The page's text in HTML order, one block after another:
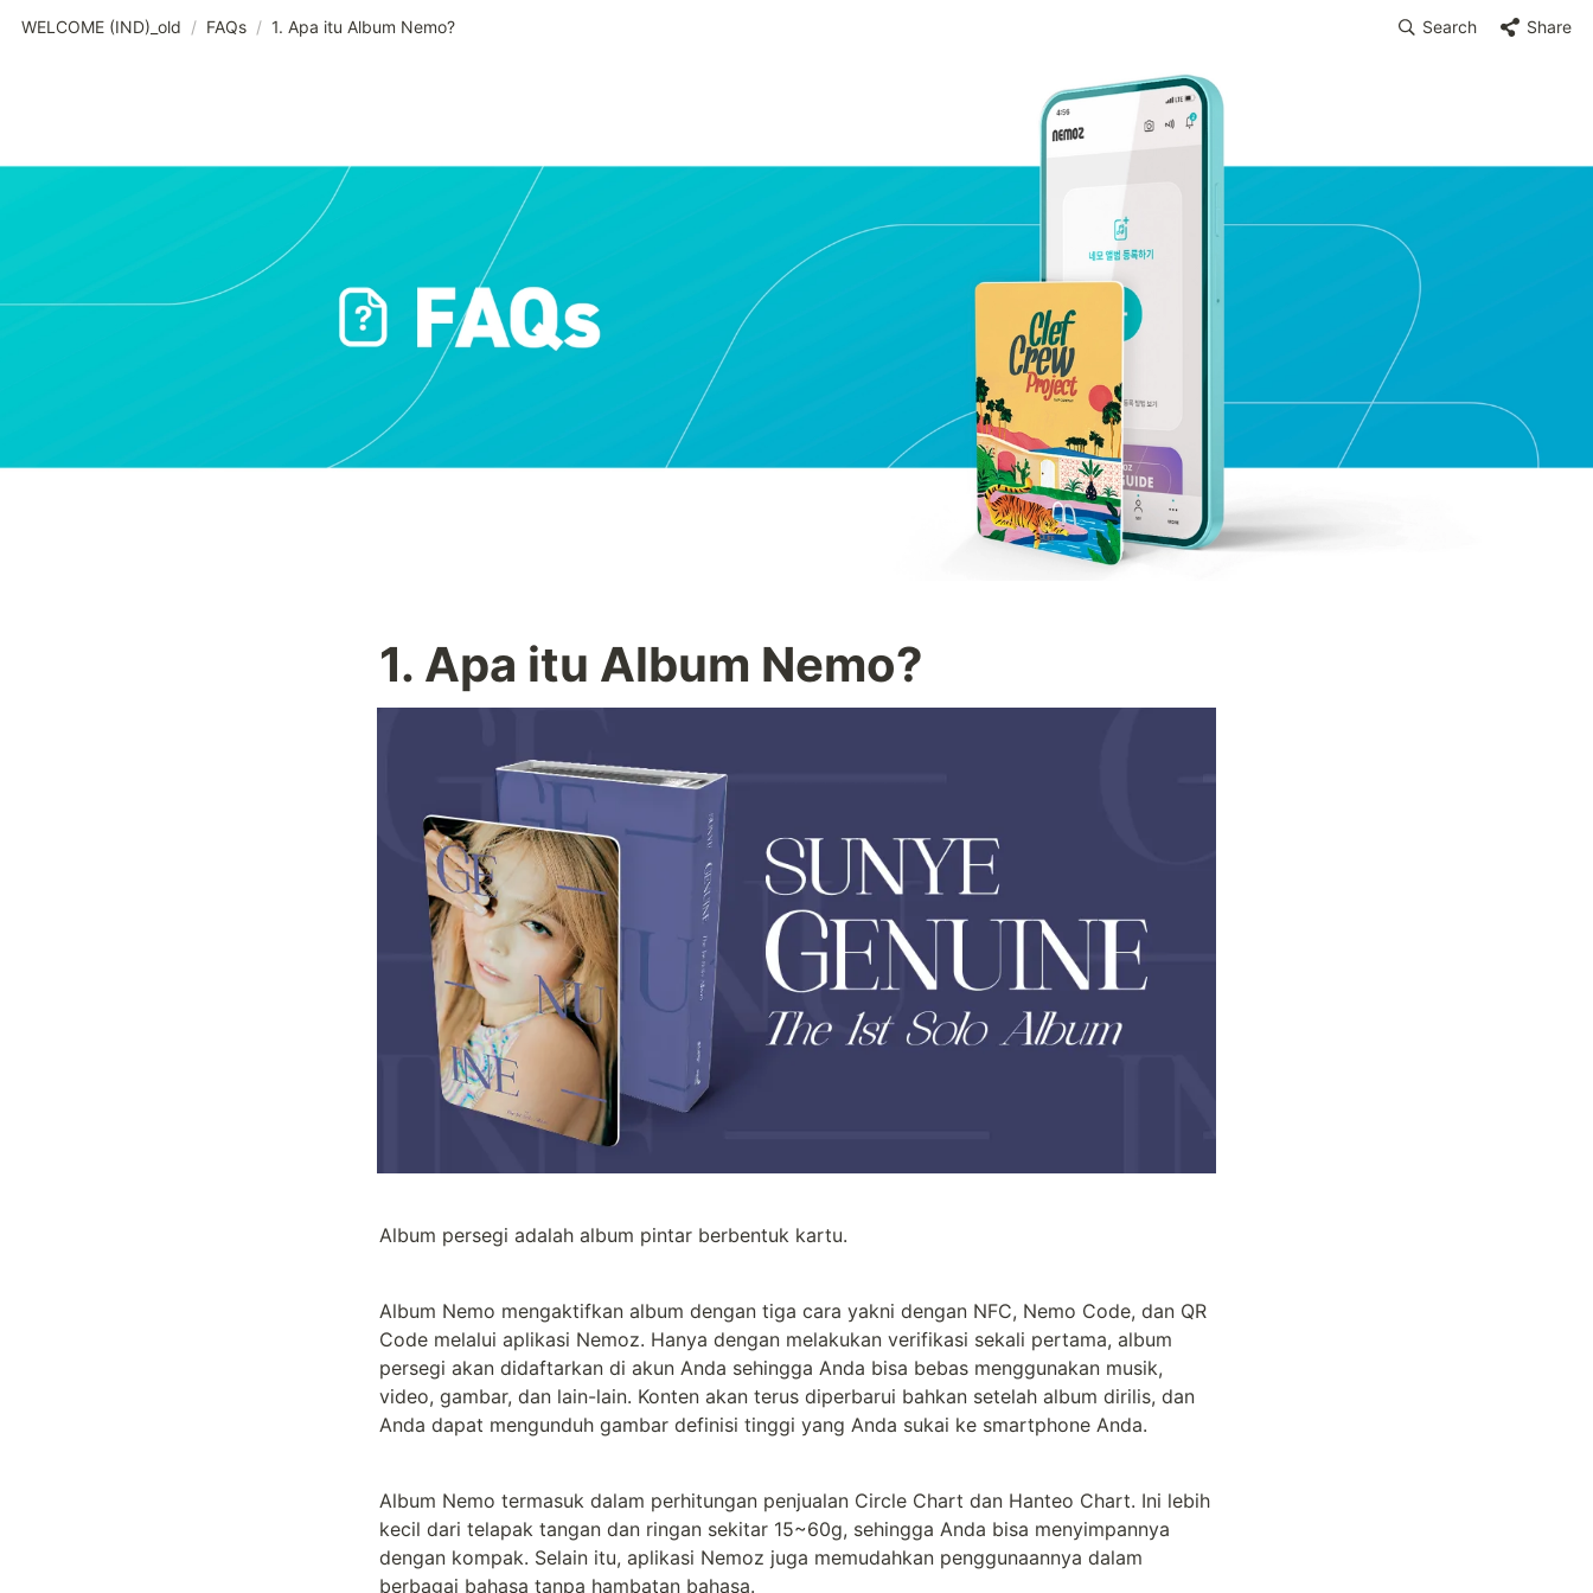
WELCOME (IND)_old / FAQs / 1. Apa itu Album Nemo? Search Share
1. Apa itu Album Nemo?
Album persegi adalah album pintar berbentuk kartu.
Album Nemo mengaktifkan album dengan tiga cara yakni dengan NFC, Nemo Code, dan QR
Code melalui aplikasi Nemoz. Hanya dengan melakukan verifikasi sekali pertama, album
persegi akan didaftarkan di akun Anda sehingga Anda bisa bebas menggunakan musik,
video, gambar, dan lain-lain. Konten akan terus diperbarui bahkan setelah album dirilis, dan
Anda dapat mengunduh gambar definisi tinggi yang Anda sukai ke smartphone Anda.
Album Nemo termasuk dalam perhitungan penjualan Circle Chart dan Hanteo Chart. Ini lebih
kecil dari telapak tangan dan ringan sekitar 15~60g, sehingga Anda bisa menyimpannya
dengan kompak. Selain itu, aplikasi Nemoz juga memudahkan penggunaannya dalam
berbagai bahasa tanpa hambatan bahasa.